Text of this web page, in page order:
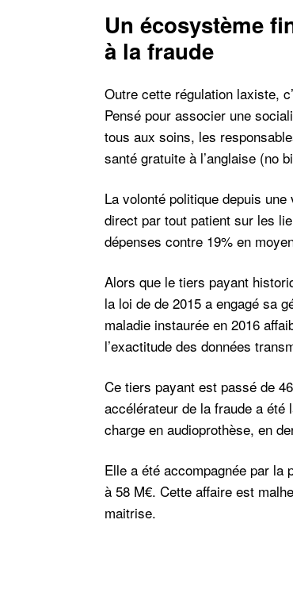
Un écosystème
à la fraude
Outre cette régulation laxiste,
Pensé pour associer une
tous aux soins, les
santé gratuite à l’anglaise (no
La volonté politique depuis
direct par tout patient sur les
dépenses contre 19% en
Alors que le tiers payant
la loi de de 2015 a engagé sa
maladie instaurée en 2016
l’exactitude des données
Ce tiers payant est passé de
accélérateur de la fraude a
charge en audioprothèse, en
Elle a été accompagnée par
à 58 M€. Cette affaire est
maitrise.